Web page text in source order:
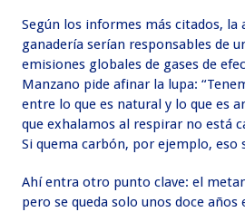
Según los informes más citados, la
ganadería serían responsables de
emisiones globales de gases de
Manzano pide afinar la lupa:
entre lo que es natural y lo que es
que exhalamos al respirar no está
Si quema carbón, por ejemplo, eso
Ahí entra otro punto clave: el
pero se queda solo unos doce años